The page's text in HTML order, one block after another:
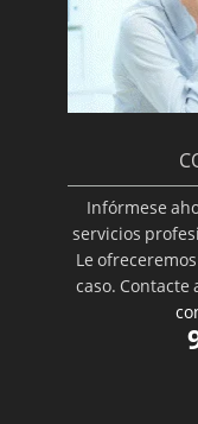
Infórmese
servicios
Le
caso. Contacte